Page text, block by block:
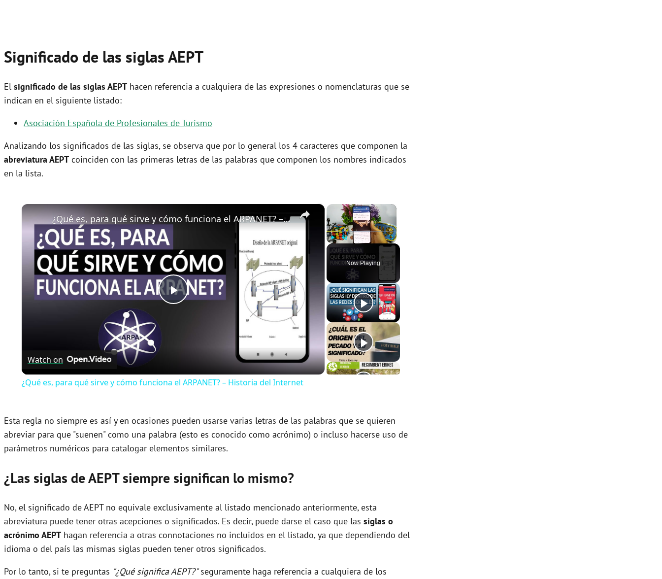
Significado de las siglas AEPT
El significado de las siglas AEPT hacen referencia a cualquiera de las expresiones o nomenclaturas que se
indican en el siguiente listado:
Asociación Española de Profesionales de Turismo
Analizando los significados de las siglas, se observa que por lo general los 4 caracteres que componen la
abreviatura AEPT coinciden con las primeras letras de las palabras que componen los nombres indicados
en la lista.
×
Play Unmute Fullscreen
Now Playing
×
Play
¿Qué es, para qué sirve y cómo funciona el ARPANET? – Historia del Internet
Watch on
¿Qué es, para qué sirve y cómo funciona el ARPANET? – Historia del Internet
Esta regla no siempre es así y en ocasiones pueden usarse varias letras de las palabras que se quieren
abreviar para que "suenen" como una palabra (esto es conocido como acrónimo) o incluso hacerse uso de
parámetros numéricos para catalogar elementos similares.
¿Las siglas de AEPT siempre significan lo mismo?
No, el significado de AEPT no equivale exclusivamente al listado mencionado anteriormente, esta
abreviatura puede tener otras acepciones o significados. Es decir, puede darse el caso que las siglas o
acrónimo AEPT hagan referencia a otras connotaciones no incluidos en el listado, ya que dependiendo del
idioma o del país las mismas siglas pueden tener otros significados.
Por lo tanto, si te preguntas "¿Qué significa AEPT?"seguramente haga referencia a cualquiera de los